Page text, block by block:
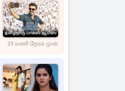
23 மணி நேரம் முன்